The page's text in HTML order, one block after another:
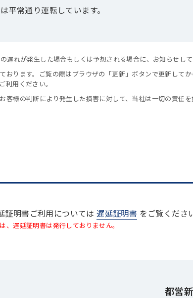
平常通り運転しています。
遅れが発生した場合もしくは予想される場合に、お知らせして
おります。ご覧の際はブラウザの「更新」ボタンで更新して
利用ください。
客様の判断により発生した損害に対して、当社は一切の責任
証明書ご利用については遅延証明書 をご覧くださ
、遅延証明書は発行しておりません。
都営